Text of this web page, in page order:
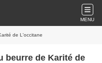
MENU
de L'occitane
beurre de Karité de